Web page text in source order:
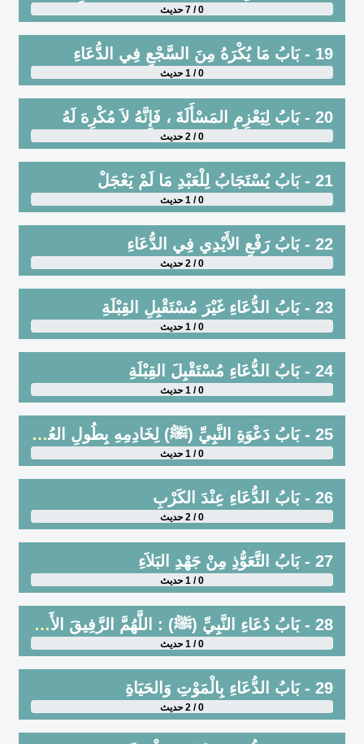
0 / 7 حديث
19 - بَابُ مَا يُكْرَهُ مِنَ السَّجْعِ فِي الدُّعَاءِ
0 / 1 حديث
20 - بَابُ لِيَعْزِمِ المَسْأَلَةَ ، فَإِنَّهُ لاَ مُكْرِهَ لَهُ
0 / 2 حديث
21 - بَابُ يُسْتَجَابُ لِلْعَبْدِ مَا لَمْ يَعْجَلْ
0 / 1 حديث
22 - بَابُ رَفْعِ الأَيْدِي فِي الدُّعَاءِ
0 / 2 حديث
23 - بَابُ الدُّعَاءِ غَيْرَ مُسْتَقْبِلِ القِبْلَةِ
0 / 1 حديث
24 - بَابُ الدُّعَاءِ مُسْتَقْبِلَ القِبْلَةِ
0 / 1 حديث
25 - بَابُ دَعْوَةِ النَّبِيِّ (ﷺ) لِخَادِمِهِ بِطُولِ العُمُرِ ، وَبِكَثْرَةِ مَالِهِ
0 / 1 حديث
26 - بَابُ الدُّعَاءِ عِنْدَ الكَرْبِ
0 / 2 حديث
27 - بَابُ التَّعَوُّذِ مِنْ جَهْدِ البَلاَءِ
0 / 1 حديث
28 - بَابُ دُعَاءِ النَّبِيِّ (ﷺ) : اللَّهُمَّ الرَّفِيقَ الأَعْلَى
0 / 1 حديث
29 - بَابُ الدُّعَاءِ بِالْمَوْتِ وَالحَيَاةِ
0 / 2 حديث